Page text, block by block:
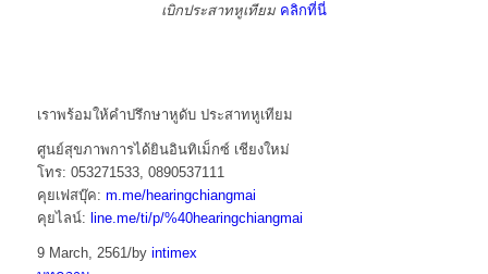
เบิกประสาทหูเทียม คลิกที่นี่
เราพร้อมให้คำปรึกษาหูดับ ประสาทหูเทียม
ศูนย์สุขภาพการได้ยินอินทิเม็กซ์ เชียงใหม่
โทร: 053271533, 0890537111
คุยเฟสบุ๊ค: m.me/hearingchiangmai
คุยไลน์: line.me/ti/p/%40hearingchiangmai
9 March, 2561 /by intimex